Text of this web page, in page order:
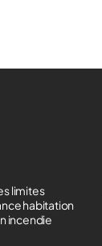
limites
habitation
incendie